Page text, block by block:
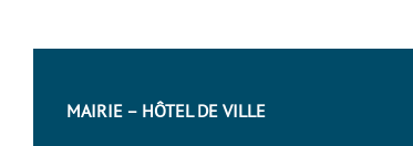
MAIRIE – HÔTEL DE VILLE